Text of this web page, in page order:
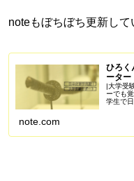
noteもぼちぼち更新して
ひろく
ータ
|大学受
ーでも
学生で
note.com